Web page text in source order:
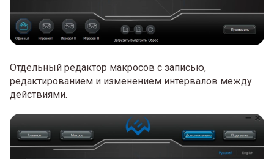
Отдельный редактор макросов с записью,
редактированием и изменением интервалов между
действиями.